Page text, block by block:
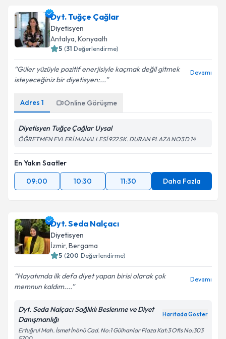
Dyt. Tuğçe Çağlar
Diyetisyen
Antalya, Konyaaltı
5 (31 Değerlendirme)
Güler yüzüyle pozitif enerjisiyle kaçmak değil gitmek
isteyeceğiniz bir diyetisyen:...
Devamı
Adres 1 Online Görüşme
Diyetisyen Tuğçe Çağlar Uysal
ÖĞRETMEN EVLERİ MAHALLESİ 922 SK. DURAN PLAZA NO3 D 14
En Yakın Saatler
09:00
10:30 11:30 Daha Fazla
Dyt. Seda Nalçacı
Diyetisyen
İzmir, Bergama
5 (200 Değerlendirme)
Hayatımda ilk defa diyet yapan birisi olarak çok
memnun kaldım....
Devamı
Dyt. Seda Nalçacı Sağlıklı Beslenme ve Diyet
Danışmanlığı
Haritada Göster
Ertuğrul Mah. İsmet İnönü Cad. No:1 Gülhanlar Plaza Kat:3 Ofis No:303